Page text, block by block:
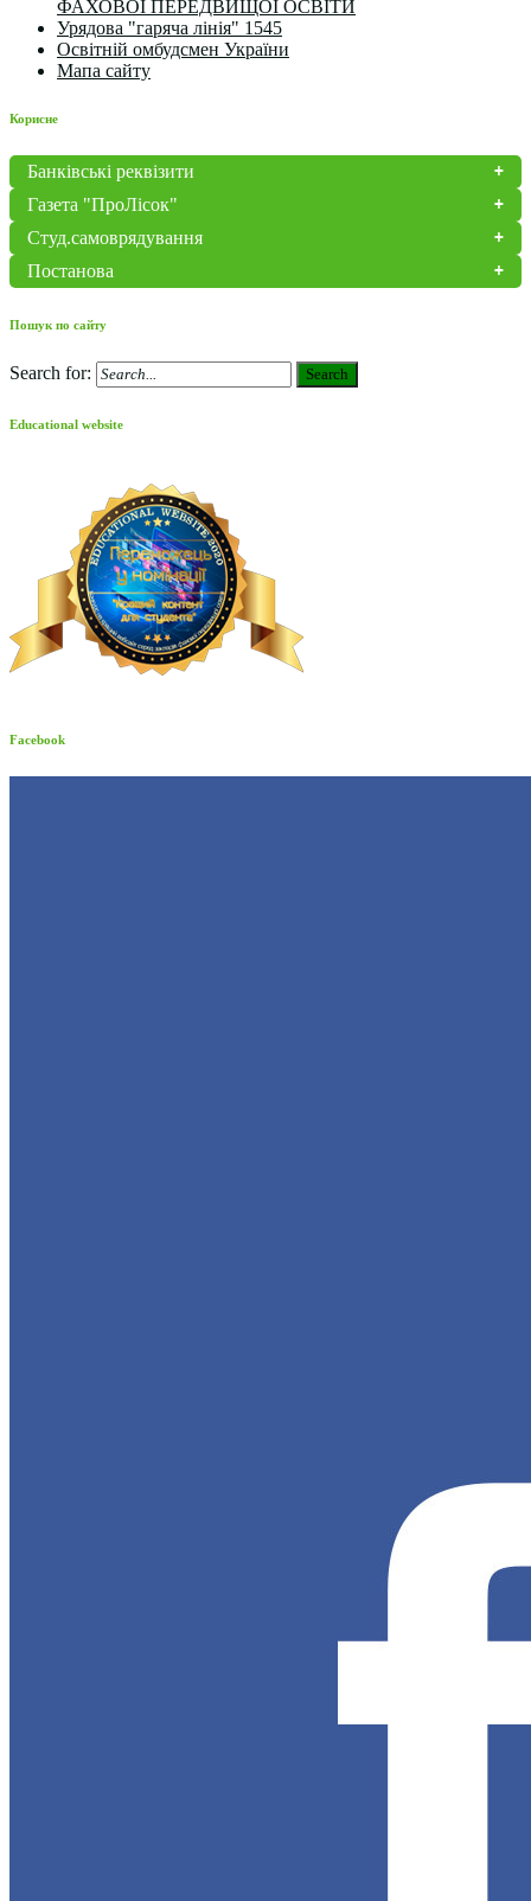
ФАХОВОЇ ПЕРЕДВИЩОЇ ОСВІТИ
Урядова "гаряча лінія" 1545
Освітній омбудсмен України
Мапа сайту
Корисне
Банківські реквізити
Газета "ПроЛісок"
Студ.самоврядування
Постанова
Пошук по сайту
Search for: Search
Educational website
Facebook